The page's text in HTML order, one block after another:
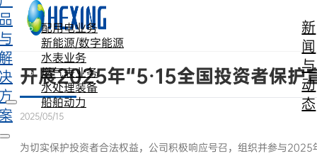
跳转到主要内容 跳转到页脚
配用电业务
新能源/数字能源
水表业务
燃气表业务
水处理装备
船舶动力
新
闻
与
动
态
开展2025年“5·15全国投资者保护
2025/05/15
为切实保护投资者合法权益，公司积极响应号召，组织并参与